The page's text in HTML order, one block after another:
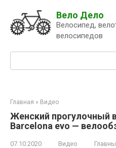
контенту
Вело Дело
Велосипед,
велосипедов
Главная » Видео
Женский прогулочный
Barcelona evo —
07.10.2020 Видео